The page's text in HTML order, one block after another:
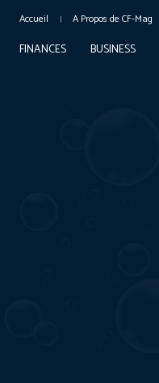
Accueil A Propos de CF-Mag
FINANCES BUSINESS